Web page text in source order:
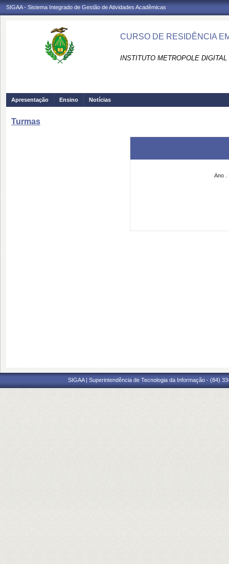
SIGAA - Sistema Integrado de Gestão de Atividades Acadêmicas
CURSO DE RESIDÊNCIA
INSTITUTO METROPOLE DIGITAL
Apresentação Ensino Notícias
Turmas
Ano
SIGAA | Superintendência de Tecnologia da Informação - (84)